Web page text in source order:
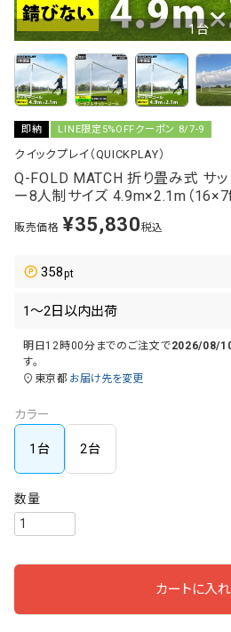
1台
即納 LINE限定5%OFFクーポン 8/7-9
クイックプレイ（QUICKPLAY）
Q-FOLD MATCH 折り畳み式 サ
ー8人制サイズ 4.9m×2.1m（
販売価格 ¥35,830税込
358
明日12時00分 までのご注文で2026/08/10
す。
東京都 お届け先を変更
カラー
1台 2台
カートに入